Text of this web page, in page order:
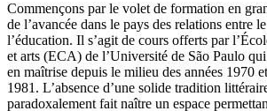
Commençons par le volet de formation en
de l’avancée dans le pays des relations entre
l’éducation. Il s’agit de cours offerts par
et arts (ECA) de l’Université de São Paulo
en maîtrise depuis le milieu des années 1970
1981. L’absence d’une solide tradition
paradoxalement fait naître un espace